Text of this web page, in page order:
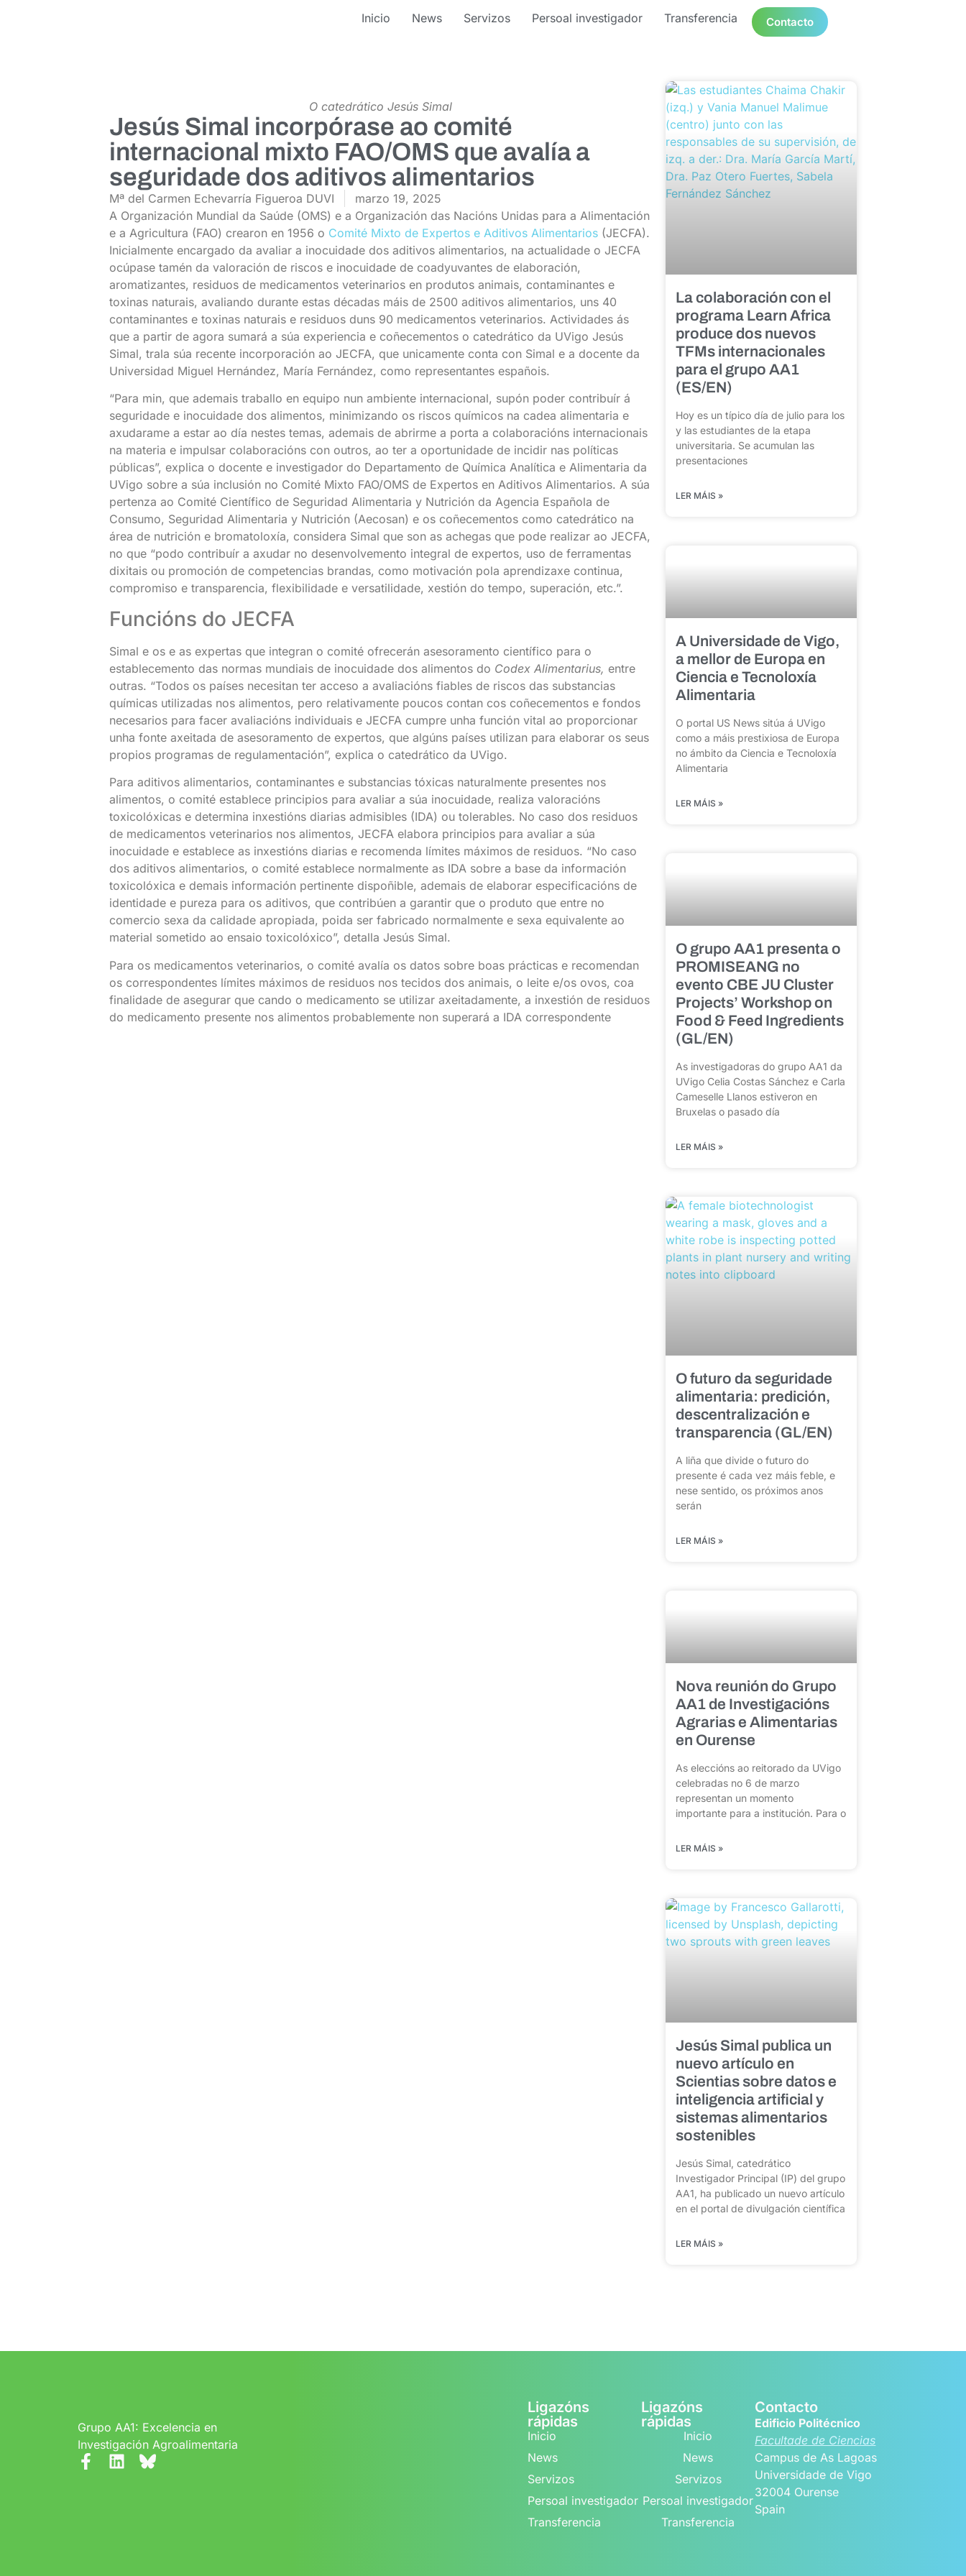
Inicio News Servizos Persoal investigador Transferencia Contacto
O catedrático Jesús Simal
Jesús Simal incorpórase ao comité
internacional mixto FAO/OMS que avalía a
seguridade dos aditivos alimentarios
Mª del Carmen Echevarría Figueroa DUVI
marzo 19, 2025
A Organización Mundial da Saúde (OMS) e a Organización das Nacións Unidas para a Alimentación
e a Agricultura (FAO) crearon en 1956 o Comité Mixto de Expertos e Aditivos Alimentarios (JECFA).
Inicialmente encargado da avaliar a inocuidade dos aditivos alimentarios, na actualidade o JECFA
ocúpase tamén da valoración de riscos e inocuidade de coadyuvantes de elaboración,
aromatizantes, residuos de medicamentos veterinarios en produtos animais, contaminantes e
toxinas naturais, avaliando durante estas décadas máis de 2500 aditivos alimentarios, uns 40
contaminantes e toxinas naturais e residuos duns 90 medicamentos veterinarios. Actividades ás
que a partir de agora sumará a súa experiencia e coñecementos o catedrático da UVigo Jesús
Simal, trala súa recente incorporación ao JECFA, que unicamente conta con Simal e a docente da
Universidad Miguel Hernández, María Fernández, como representantes españois.
“Para min, que ademais traballo en equipo nun ambiente internacional, supón poder contribuír á
seguridade e inocuidade dos alimentos, minimizando os riscos químicos na cadea alimentaria e
axudarame a estar ao día nestes temas, ademais de abrirme a porta a colaboracións internacionais
na materia e impulsar colaboracións con outros, ao ter a oportunidade de incidir nas políticas
públicas”, explica o docente e investigador do Departamento de Química Analítica e Alimentaria da
UVigo sobre a súa inclusión no Comité Mixto FAO/OMS de Expertos en Aditivos Alimentarios. A súa
pertenza ao Comité Científico de Seguridad Alimentaria y Nutrición da Agencia Española de
Consumo, Seguridad Alimentaria y Nutrición (Aecosan) e os coñecementos como catedrático na
área de nutrición e bromatoloxía, considera Simal que son as achegas que pode realizar ao JECFA,
no que “podo contribuír a axudar no desenvolvemento integral de expertos, uso de ferramentas
dixitais ou promoción de competencias brandas, como motivación pola aprendizaxe continua,
compromiso e transparencia, flexibilidade e versatilidade, xestión do tempo, superación, etc.”.
Funcións do JECFA
Simal e os e as expertas que integran o comité ofrecerán asesoramento científico para o
establecemento das normas mundiais de inocuidade dos alimentos do Codex Alimentarius, entre
outras. “Todos os países necesitan ter acceso a avaliacións fiables de riscos das substancias
químicas utilizadas nos alimentos, pero relativamente poucos contan cos coñecementos e fondos
necesarios para facer avaliacións individuais e JECFA cumpre unha función vital ao proporcionar
unha fonte axeitada de asesoramento de expertos, que algúns países utilizan para elaborar os seus
propios programas de regulamentación”, explica o catedrático da UVigo.
Para aditivos alimentarios, contaminantes e substancias tóxicas naturalmente presentes nos
alimentos, o comité establece principios para avaliar a súa inocuidade, realiza valoracións
toxicolóxicas e determina inxestións diarias admisibles (IDA) ou tolerables. No caso dos residuos
de medicamentos veterinarios nos alimentos, JECFA elabora principios para avaliar a súa
inocuidade e establece as inxestións diarias e recomenda límites máximos de residuos. “No caso
dos aditivos alimentarios, o comité establece normalmente as IDA sobre a base da información
toxicolóxica e demais información pertinente dispoñible, ademais de elaborar especificacións de
identidade e pureza para os aditivos, que contribúen a garantir que o produto que entre no
comercio sexa da calidade apropiada, poida ser fabricado normalmente e sexa equivalente ao
material sometido ao ensaio toxicolóxico”, detalla Jesús Simal.
Para os medicamentos veterinarios, o comité avalía os datos sobre boas prácticas e recomendan
os correspondentes límites máximos de residuos nos tecidos dos animais, o leite e/os ovos, coa
finalidade de asegurar que cando o medicamento se utilizar axeitadamente, a inxestión de residuos
do medicamento presente nos alimentos probablemente non superará a IDA correspondente
La colaboración con el
programa Learn Africa
produce dos nuevos
TFMs internacionales
para el grupo AA1
(ES/EN)
Hoy es un típico día de julio para los
y las estudiantes de la etapa
universitaria. Se acumulan las
presentaciones
LER MÁIS »
A Universidade de Vigo,
a mellor de Europa en
Ciencia e Tecnoloxía
Alimentaria
O portal US News sitúa á UVigo
como a máis prestixiosa de Europa
no ámbito da Ciencia e Tecnoloxía
Alimentaria
LER MÁIS »
O grupo AA1 presenta o
PROMISEANG no
evento CBE JU Cluster
Projects’ Workshop on
Food & Feed Ingredients
(GL/EN)
As investigadoras do grupo AA1 da
UVigo Celia Costas Sánchez e Carla
Cameselle Llanos estiveron en
Bruxelas o pasado día
LER MÁIS »
O futuro da seguridade
alimentaria: predición,
descentralización e
transparencia (GL/EN)
A liña que divide o futuro do
presente é cada vez máis feble, e
nese sentido, os próximos anos
serán
LER MÁIS »
Nova reunión do Grupo
AA1 de Investigacións
Agrarias e Alimentarias
en Ourense
As eleccións ao reitorado da UVigo
celebradas no 6 de marzo
representan un momento
importante para a institución. Para o
LER MÁIS »
Jesús Simal publica un
nuevo artículo en
Scientias sobre datos e
inteligencia artificial y
sistemas alimentarios
sostenibles
Jesús Simal, catedrático
Investigador Principal (IP) del grupo
AA1, ha publicado un nuevo artículo
en el portal de divulgación científica
LER MÁIS »
Grupo AA1: Excelencia en
Investigación Agroalimentaria
Ligazóns
rápidas
Inicio
News
Servizos
Persoal investigador
Transferencia
Ligazóns
rápidas
Inicio
News
Servizos
Persoal investigador
Transferencia
Contacto
Edificio Politécnico
Facultade de Ciencias
Campus de As Lagoas
Universidade de Vigo
32004 Ourense
Spain